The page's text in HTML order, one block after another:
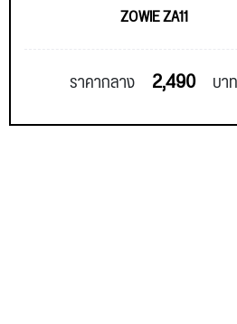
ZOWIE ZA11
ราคากลาง 2,490 บาท